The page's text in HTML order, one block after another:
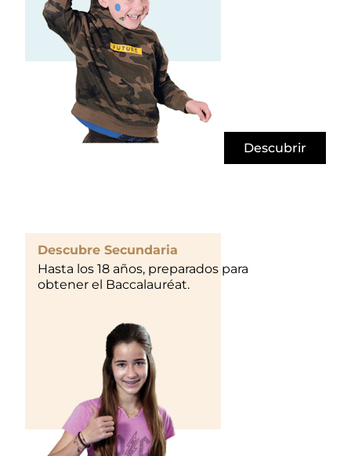
Descubrir
Descubre Secundaria
Hasta los 18 años, preparados para
obtener el Baccalauréat.